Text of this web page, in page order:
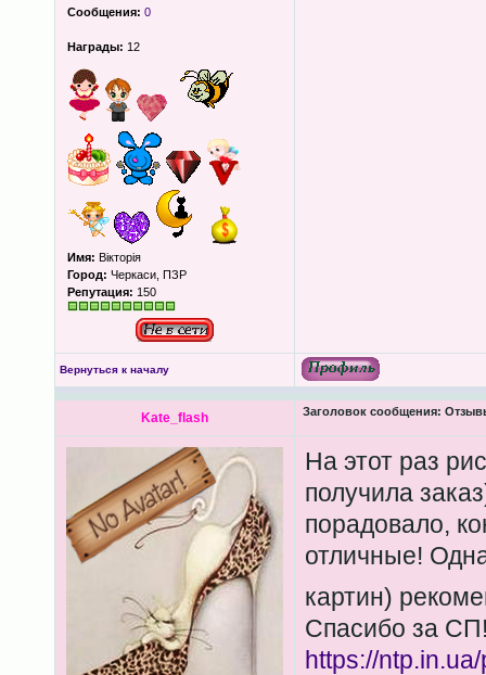
Сообщения: 0
Награды: 12
Имя: Вікторія
Город: Черкаси, ПЗР
Репутация: 150
Вернуться к началу
Kate_flash Заголовок сообщения:
На этот раз
получила
порадовало,
отличные!
картин)
Спасибо за
https://